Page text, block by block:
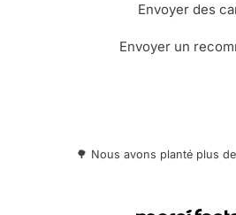
Envoyer des
Envoyer un
🌳 Nous avons planté plus